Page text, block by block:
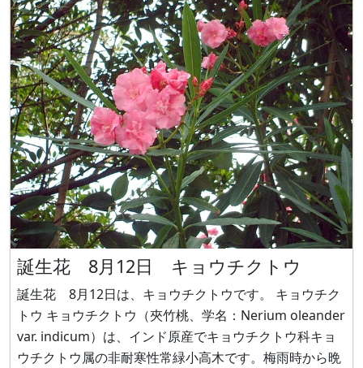
誕生花 8月12日 キョウチクトウ
誕生花 8月12日は、キョウチクトウです。 キョウチク
トウ キョウチクトウ（夾竹桃、学名：Nerium oleander
var. indicum）は、インド原産でキョウチクトウ科キョ
ウチクトウ属の非耐寒性常緑小高木です。梅雨時から晩